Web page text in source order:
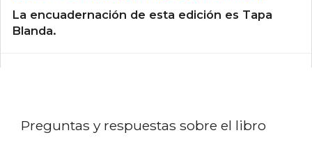
La encuadernación de esta edición es Tapa
Blanda.
Preguntas y respuestas sobre el libro